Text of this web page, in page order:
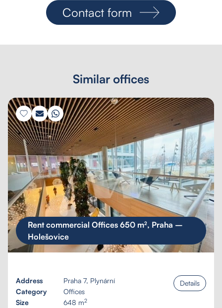
Contact form
Similar offices
Rent commercial Offices 650 m², Praha –
Holešovice
Address
Praha 7, Plynární
Category
Offices
Size
648 m2
Details